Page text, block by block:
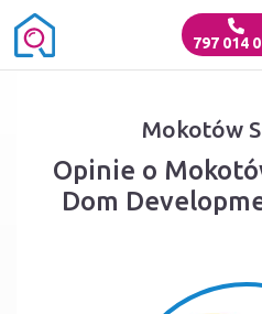
797 014
Mokotów
Opinie o
Dom